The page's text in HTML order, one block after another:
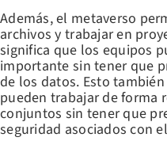
Además, el metaverso
archivos y trabajar en
significa que los equipos
importante sin tener que
de los datos. Esto
pueden trabajar de forma
conjuntos sin tener que
seguridad asociados con